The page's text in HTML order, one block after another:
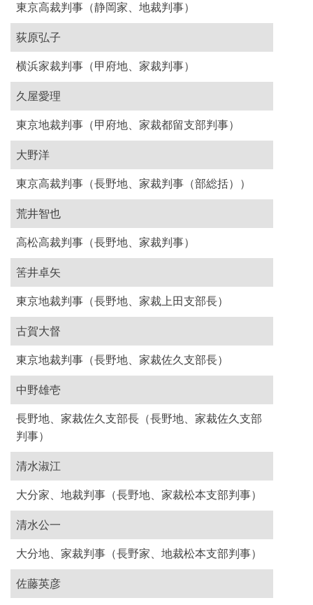
東京高裁判事（静岡家、地裁判事）
荻原弘子
横浜家裁判事（甲府地、家裁判事）
久屋愛理
東京地裁判事（甲府地、家裁都留支部判事）
大野洋
東京高裁判事（長野地、家裁判事（部総括））
荒井智也
高松高裁判事（長野地、家裁判事）
筈井卓矢
東京地裁判事（長野地、家裁上田支部長）
古賀大督
東京地裁判事（長野地、家裁佐久支部長）
中野雄壱
長野地、家裁佐久支部長（長野地、家裁佐久支部
判事）
清水淑江
大分家、地裁判事（長野地、家裁松本支部判事）
清水公一
大分地、家裁判事（長野家、地裁松本支部判事）
佐藤英彦